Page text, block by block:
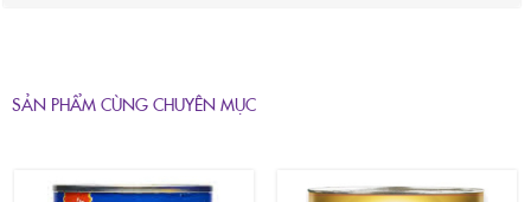
SẢN PHẨM CÙNG CHUYÊN MỤC